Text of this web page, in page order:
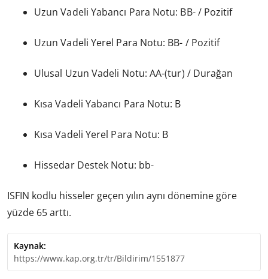
Uzun Vadeli Yabancı Para Notu: BB- / Pozitif
Uzun Vadeli Yerel Para Notu: BB- / Pozitif
Ulusal Uzun Vadeli Notu: AA-(tur) / Durağan
Kısa Vadeli Yabancı Para Notu: B
Kısa Vadeli Yerel Para Notu: B
Hissedar Destek Notu: bb-
ISFIN kodlu hisseler geçen yılın aynı dönemine göre
yüzde 65 arttı.
Kaynak:
https://www.kap.org.tr/tr/Bildirim/1551877